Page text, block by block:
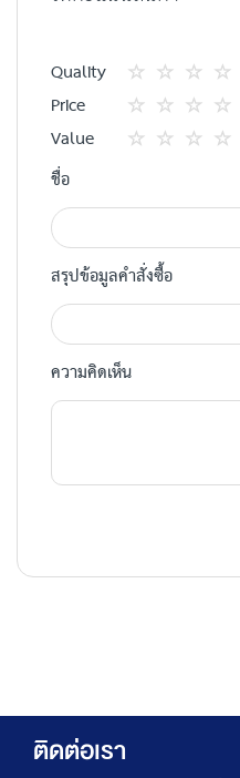
Quality
1
star
2
ดาว
3
ดาว
4
ดาว
5
ดาว
Price
1
2
3
4
5
Value
ชื่อ
สรุปข้อมูลคำสั่งซื้อ
ความคิดเห็น
ติดต่อเรา